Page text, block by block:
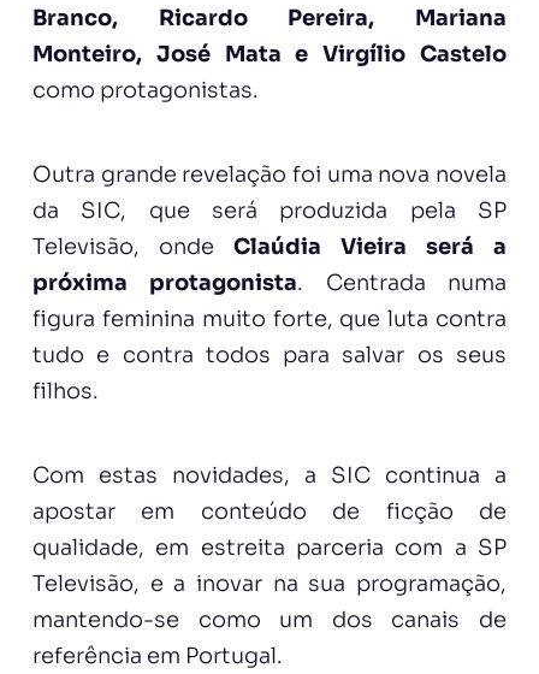
Branco, Ricardo Pereira, Mariana
Monteiro, José Mata e Virgílio Castelo
como protagonistas.
Outra grande revelação foi uma nova novela
da SIC, que será produzida pela SP
Televisão, onde Claúdia Vieira será a
próxima protagonista. Centrada numa
figura feminina muito forte, que luta contra
tudo e contra todos para salvar os seus
filhos.
Com estas novidades, a SIC continua a
apostar em conteúdo de ficção de
qualidade, em estreita parceria com a SP
Televisão, e a inovar na sua programação,
mantendo-se como um dos canais de
referência em Portugal.